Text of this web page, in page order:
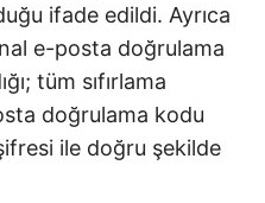
ifade edildi. Ayrıca
e-posta doğrulama
tüm sıfırlama
doğrulama kodu
ile doğru şekilde